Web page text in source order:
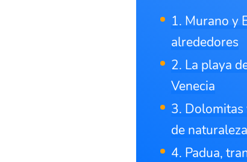
1. Murano y
alrededores
2. La playa
Venecia
3. Dolomitas
de naturaleza
4. Padua,